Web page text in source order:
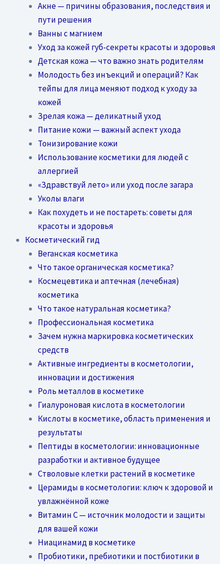
Акне — причины образования, последствия и
пути решения
Ванны с магнием
Уход за кожей губ-секреты красоты и здоровья
Детская кожа — что важно знать родителям
Молодость без инъекций и операций? Как
тейпы для лица меняют подход к уходу за
кожей
Зрелая кожа — деликатный уход
Питание кожи — важный аспект ухода
Тонизирование кожи
Использование косметики для людей с
аллергией
«Здравствуй лето» или уход после загара
Уколы влаги
Как похудеть и не постареть: советы для
красоты и здоровья
Косметический гид
Веганская косметика
Что такое органическая косметика?
Космецевтика и аптечная (лечебная)
косметика
Что такое натуральная косметика?
Профессиональная косметика
Зачем нужна маркировка косметических
средств
Активные ингредиенты в косметологии,
инновации и достижения
Роль металлов в косметике
Гиалуроновая кислота в косметологии
Кислоты в косметике, область применения и
результаты
Пептиды в косметологии: инновационные
разработки и активное будущее
Стволовые клетки растений в косметике
Церамиды в косметологии: ключ к здоровой и
увлажнённой коже
Витамин C — источник молодости и защиты
для вашей кожи
Ниацинамид в косметике
Пробиотики, пребиотики и постбиотики в